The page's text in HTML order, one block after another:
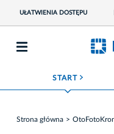
UŁATWIENIA DOSTĘPU
START ROZWIŃ MENU
Strona główna